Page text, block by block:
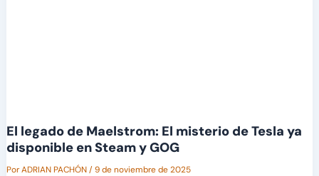
El legado de Maelstrom: El misterio de Tesla ya
disponible en Steam y GOG
PorADRIAN PACHÓN/9 de noviembre de 2025